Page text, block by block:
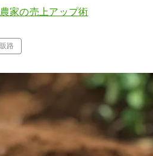
家の売上アップ術
販路